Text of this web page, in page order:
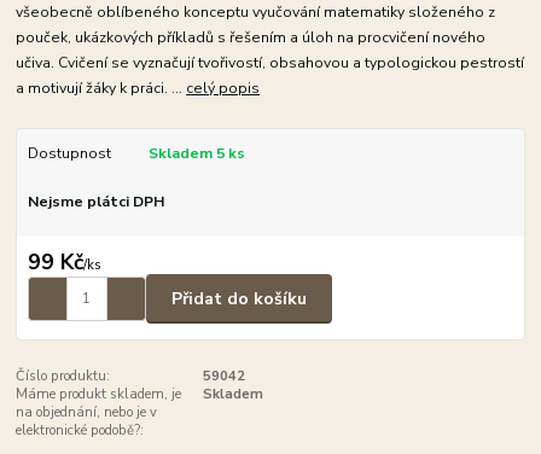
všeobecně oblíbeného konceptu vyučování matematiky složeného z
pouček, ukázkových příkladů s řešením a úloh na procvičení nového
učiva. Cvičení se vyznačují tvořivostí, obsahovou a typologickou pestrostí
a motivují žáky k práci. ... celý popis
Dostupnost Skladem 5 ks
Nejsme plátci DPH
99 Kč/ks
Přidat do košíku
Číslo produktu:
59042
Máme produkt skladem, je
na objednání, nebo je v
elektronické podobě?:
Skladem